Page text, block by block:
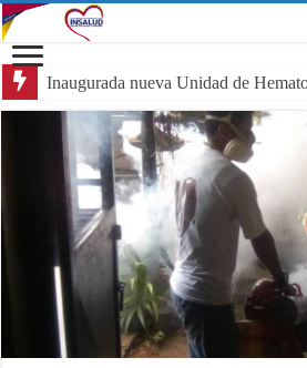
Inaugurada nueva Unidad de